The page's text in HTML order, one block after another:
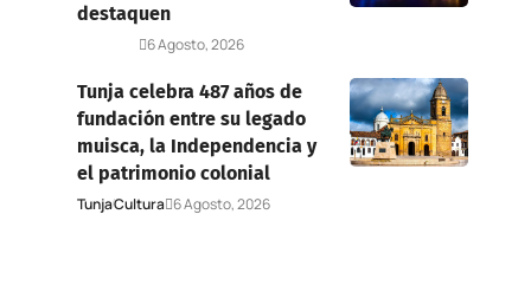
destaquen
6 Agosto, 2026
Tunja celebra 487 años de
fundación entre su legado
muisca, la Independencia y
el patrimonio colonial
TunjaCultura 6 Agosto, 2026